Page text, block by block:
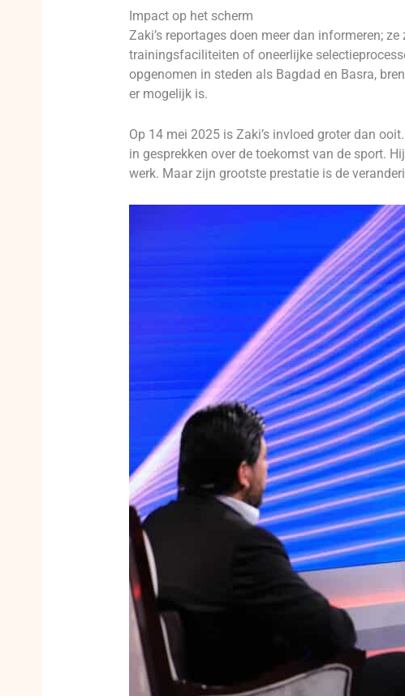
Impact op het scherm
Zaki’s reportages doen meer dan informeren;
trainingsfaciliteiten of oneerlijke
opgenomen in steden als Bagdad en Basra,
er mogelijk is.
Op 14 mei 2025 is Zaki’s invloed groter dan
in gesprekken over de toekomst van de sport.
werk. Maar zijn grootste prestatie is de